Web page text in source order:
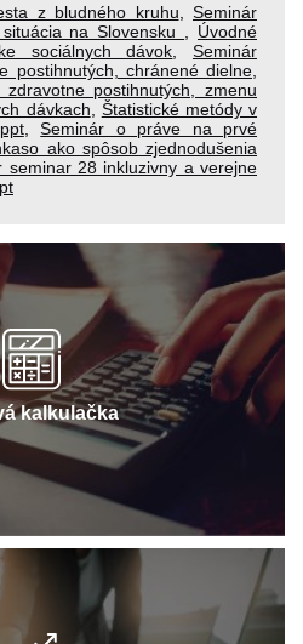
z bludného kruhu
Seminár
na Slovensku
Úvodné
sociálnych dávok ,Seminár
postihnutých, chránené dielne
postihnutých, zmenu
dávkach
Štatistické metódy v
.ppt,Seminár o práve na prvé
ako spôsob zjednodušenia
seminar 28 inkluzivny a verejne
kalkulačka